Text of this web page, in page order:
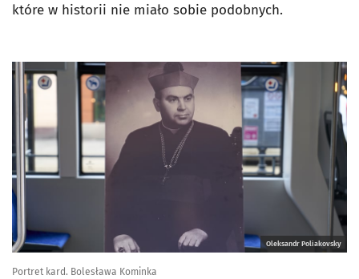
które w historii nie miało sobie podobnych.
Oleksandr Poliakovsky
Portret kard. Bolesława Kominka